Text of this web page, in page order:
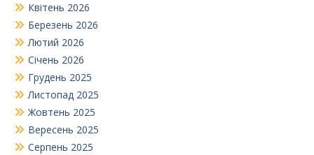
Квітень 2026
Березень 2026
Лютий 2026
Січень 2026
Грудень 2025
Листопад 2025
Жовтень 2025
Вересень 2025
Серпень 2025